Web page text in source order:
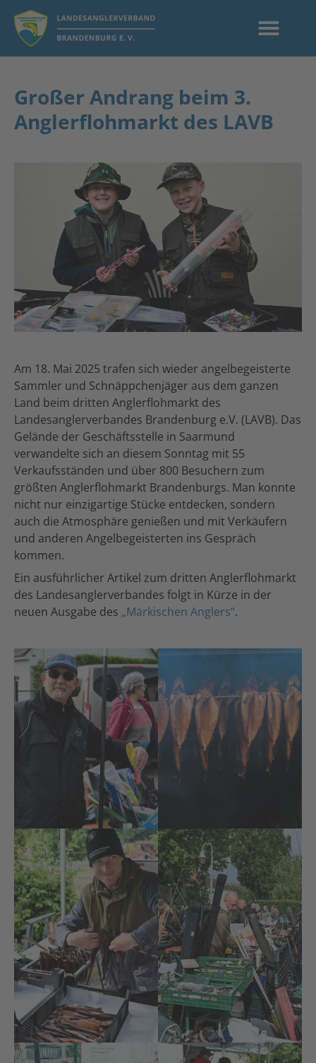
Großer Andrang beim 3.
Anglerflohmarkt des LAVB
Am 18. Mai 2025 trafen sich wieder angelbegeisterte
Sammler und Schnäppchenjäger aus dem ganzen
Land beim dritten Anglerflohmarkt des
Landesanglerverbandes Brandenburg e.V. (LAVB). Das
Gelände der Geschäftsstelle in Saarmund
verwandelte sich an diesem Sonntag mit 55
Verkaufsständen und über 800 Besuchern zum
größten Anglerflohmarkt Brandenburgs. Man konnte
nicht nur einzigartige Stücke entdecken, sondern
auch die Atmosphäre genießen und mit Verkäufern
und anderen Angelbegeisterten ins Gespräch
kommen.
Ein ausführlicher Artikel zum dritten Anglerflohmarkt
des Landesanglerverbandes folgt in Kürze in der
neuen Ausgabe des „Märkischen Anglers“.